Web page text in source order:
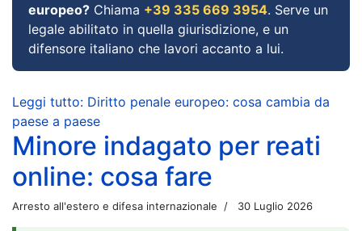
europeo? Chiama +39 335 669 3954. Serve un
legale abilitato in quella giurisdizione, e un
difensore italiano che lavori accanto a lui.
Leggi tutto: Diritto penale europeo: cosa cambia da
paese a paese
Minore indagato per reati
online: cosa fare
Arresto all'estero e difesa internazionale 30 Luglio 2026